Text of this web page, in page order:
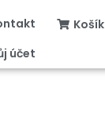
účet
Košík